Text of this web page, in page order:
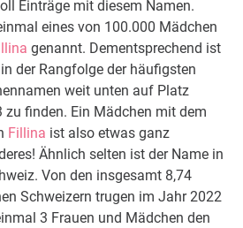
Einträge mit diesem Namen.
eines von 100.000 Mädchen
genannt. Dementsprechend ist
in der Rangfolge der häufigsten
weit unten auf Platz
zu finden. Ein Mädchen mit dem
Fillina ist also etwas ganz
Ähnlich selten ist der Name in
Von den insgesamt 8,74
Schweizern trugen im Jahr 2022
3 Frauen und Mädchen den